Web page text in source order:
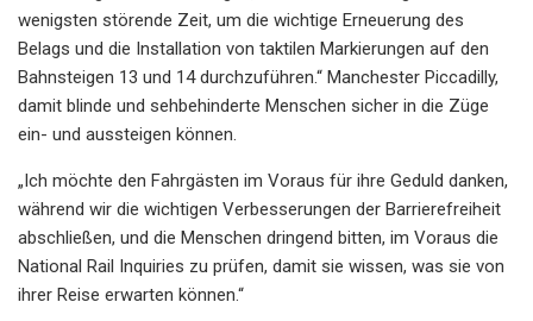
wenigsten störende Zeit, um die wichtige Erneuerung des
Belags und die Installation von taktilen Markierungen auf den
Bahnsteigen 13 und 14 durchzuführen.“ Manchester Piccadilly,
damit blinde und sehbehinderte Menschen sicher in die Züge
ein- und aussteigen können.
„Ich möchte den Fahrgästen im Voraus für ihre Geduld danken,
während wir die wichtigen Verbesserungen der Barrierefreiheit
abschließen, und die Menschen dringend bitten, im Voraus die
National Rail Inquiries zu prüfen, damit sie wissen, was sie von
ihrer Reise erwarten können.“